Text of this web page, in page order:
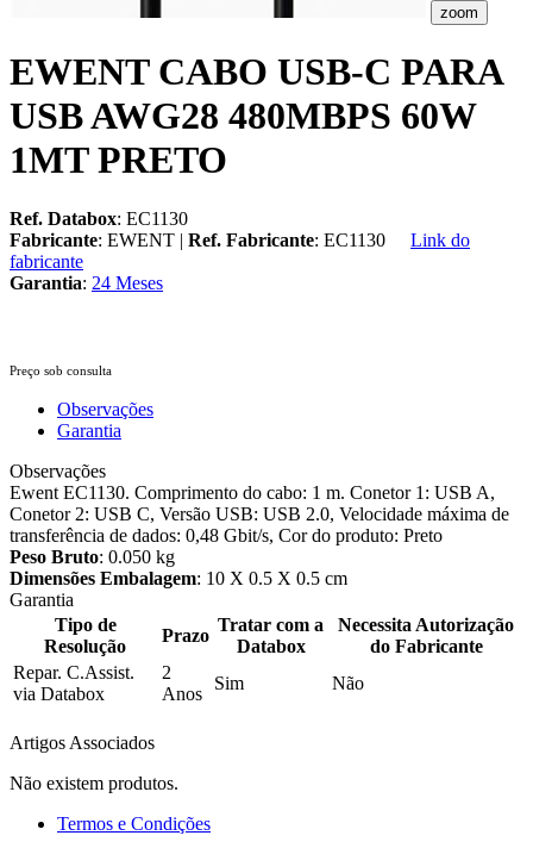
zoom
EWENT CABO USB-C PARA
USB AWG28 480MBPS 60W
1MT PRETO
Ref. Databox: EC1130
Fabricante: EWENT | Ref. Fabricante: EC1130
Link do
fabricante
Garantia: 24 Meses
Preço sob consulta
Observações
Garantia
Observações
Ewent EC1130. Comprimento do cabo: 1 m. Conetor 1: USB A,
Conetor 2: USB C, Versão USB: USB 2.0, Velocidade máxima de
transferência de dados: 0,48 Gbit/s, Cor do produto: Preto
Peso Bruto: 0.050 kg
Dimensões Embalagem: 10 X 0.5 X 0.5 cm
Garantia
Tipo de
Resolução
Prazo
Tratar com a
Databox
Necessita Autorização
do Fabricante
Repar. C.Assist.
via Databox
2
Anos
Sim Não
Artigos Associados
Não existem produtos.
Termos e Condições